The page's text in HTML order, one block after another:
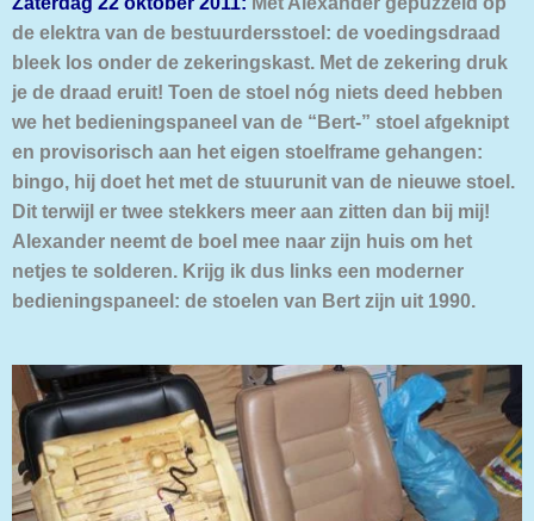
de elektra van de bestuurdersstoel: de voedingsdraad
bleek los onder de zekeringskast. Met de zekering druk
je de draad eruit! Toen de stoel nóg niets deed hebben
we het bedieningspaneel van de “Bert-” stoel afgeknipt
en provisorisch aan het eigen stoelframe gehangen:
bingo, hij doet het met de stuurunit van de nieuwe stoel.
Dit terwijl er twee stekkers meer aan zitten dan bij mij!
Alexander neemt de boel mee naar zijn huis om het
netjes te solderen. Krijg ik dus links een moderner
bedieningspaneel: de stoelen van Bert zijn uit 1990.